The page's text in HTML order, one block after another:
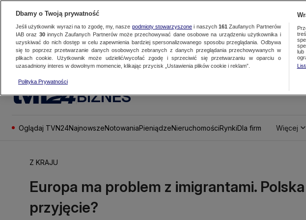
BIZNES
Oglądaj TVN24NajnowszeNotowaniaPieniądzeNieruchomościRynkiDla firm Więcej
Z KRAJU
Europa ma problem z imigrantami.
przyjęcie?
Dbamy o Twoją prywatność
Jeśli użytkownik wyrazi na to zgodę, my, nasze podmioty stowarzyszonei naszych 161 Zaufanych Partnerów
IAB oraz 30innych Zaufanych Partnerów może przechowywać dane osobowe na urządzeniu użytkownika i
uzyskiwać do nich dostęp w celu zapewnienia bardziej spersonalizowanego sposobu przeglądania. Odbywa
się to poprzez przetwarzanie danych osobowych zebranych z danych przeglądania przechowywanych w
plikach cookie. Użytkownik może udzielić/wycofać zgodę i sprzeciwić się przetwarzaniu w oparciu o
uzasadniony interes w dowolnym momencie, klikając przycisk „Ustawienia plików cookie i reklam”.
Polityka Prywatności